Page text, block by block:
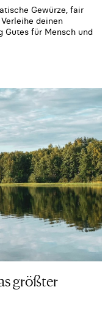
Gewürze, fair
deinen
Gutes für Mensch und
größter